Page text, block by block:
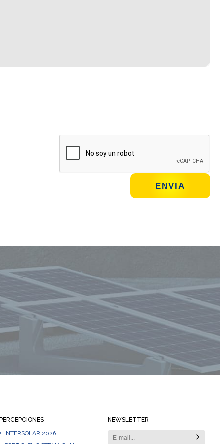
Mantente siempre informado
PERCEPCIONES
INTERSOLAR 2026
NEWSLETTER